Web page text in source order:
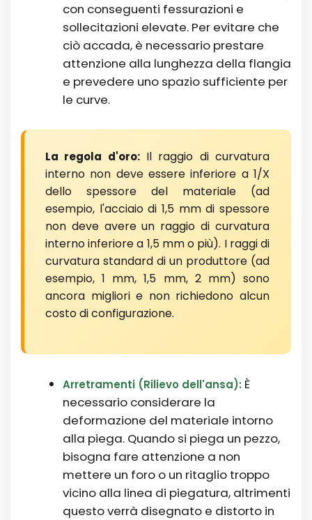
con conseguenti fessurazioni e
sollecitazioni elevate. Per evitare che
ciò accada, è necessario prestare
attenzione alla lunghezza della flangia
e prevedere uno spazio sufficiente per
le curve.
La regola d'oro:Il raggio di curvatura
interno non deve essere inferiore a 1/X
dello spessore del materiale (ad
esempio, l'acciaio di 1,5 mm di spessore
non deve avere un raggio di curvatura
interno inferiore a 1,5 mm o più). I raggi di
curvatura standard di un produttore (ad
esempio, 1 mm, 1,5 mm, 2 mm) sono
ancora migliori e non richiedono alcun
costo di configurazione.
Arretramenti (Rilievo dell'ansa): È
necessario considerare la
deformazione del materiale intorno
alla piega. Quando si piega un pezzo,
bisogna fare attenzione a non
mettere un foro o un ritaglio troppo
vicino alla linea di piegatura, altrimenti
questo verrà disegnato e distorto in